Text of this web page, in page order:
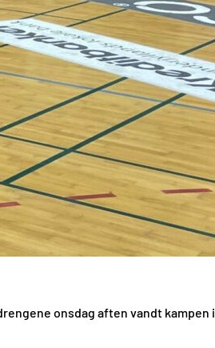
onsdag aften vandt kampen i